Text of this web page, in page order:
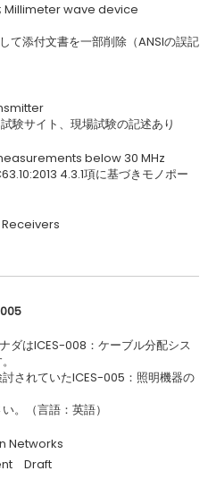
Millimeter wave device
添付文書を一部削除（ANSIの誤記
験サイト、現場試験の記述あり
below 30 MHz
4.3.1項に基づきモノポー
Receivers
ダはICES-008：ケーブル分配シス
討されていたICES-005：照明機器の
。（言語：英語）
Networks
Draft